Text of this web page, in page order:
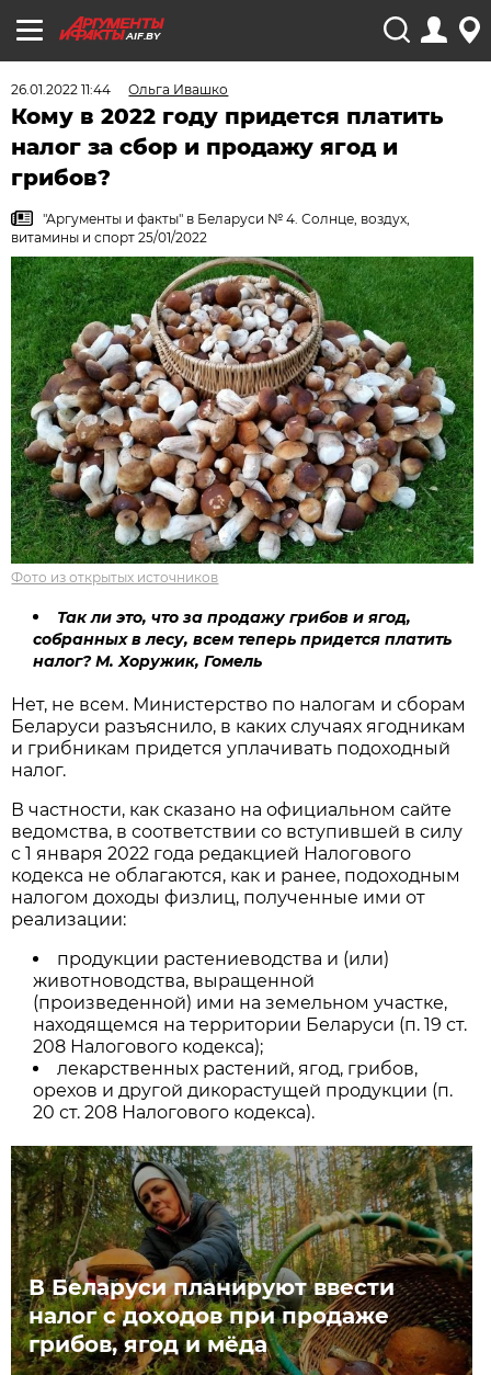
AIF.BY
26.01.2022 11:44 Ольга Ивашко
Кому в 2022 году придется платить
налог за сбор и продажу ягод и
грибов?
"Аргументы и факты" в Беларуси № 4. Солнце, воздух,
витамины и спорт 25/01/2022
Фото из открытых источников
Так ли это, что за продажу грибов и ягод,
собранных в лесу, всем теперь придется платить
налог? М. Хоружик, Гомель
Нет, не всем. Министерство по налогам и сборам
Беларуси разъяснило, в каких случаях ягодникам
и грибникам придется уплачивать подоходный
налог.
В частности, как сказано на официальном сайте
ведомства, в соответствии со вступившей в силу
с 1 января 2022 года редакцией Налогового
кодекса не облагаются, как и ранее, подоходным
налогом доходы физлиц, полученные ими от
реализации:
продукции растениеводства и (или)
животноводства, выращенной
(произведенной) ими на земельном участке,
находящемся на территории Беларуси (п. 19 ст.
208 Налогового кодекса);
лекарственных растений, ягод, грибов,
орехов и другой дикорастущей продукции (п.
20 ст. 208 Налогового кодекса).
В Беларуси планируют ввести
налог с доходов при продаже
грибов, ягод и мёда